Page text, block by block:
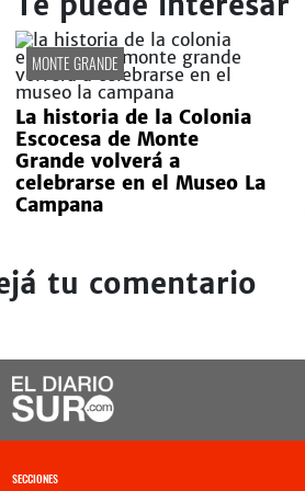
MONTE GRANDE
La historia de la Colonia
Escocesa de Monte
Grande volverá a
celebrarse en el Museo La
Campana
tu comentario
SECCIONES